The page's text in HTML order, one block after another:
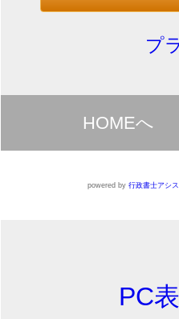
プ
HOMEへ
powered by 行政書士アシ
PC